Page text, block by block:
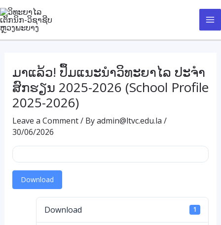
Skip
to
content
ມາແລ້ວ! ປຶ້ມແນະນຳວິທະຍາໄລ ປະຈຳ
ສົກຮຽນ 2025-2026 (School Profile
2025-2026)
Leave a Comment/ Byadmin@ltvc.edu.la /
30/06/2026
Download
Download 1